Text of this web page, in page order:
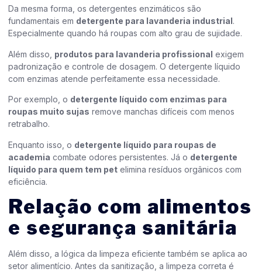
Da mesma forma, os detergentes enzimáticos são
fundamentais em detergente para lavanderia industrial .
Especialmente quando há roupas com alto grau de sujidade.
Além disso, produtos para lavanderia profissional exigem
padronização e controle de dosagem. O detergente líquido
com enzimas atende perfeitamente essa necessidade.
Por exemplo, o detergente líquido com enzimas para
roupas muito sujas remove manchas difíceis com menos
retrabalho.
Enquanto isso, o detergente líquido para roupas de
academia combate odores persistentes. Já o detergente
líquido para quem tem pet elimina resíduos orgânicos com
eficiência.
Relação com alimentos
e segurança sanitária
Além disso, a lógica da limpeza eficiente também se aplica ao
setor alimentício. Antes da sanitização, a limpeza correta é